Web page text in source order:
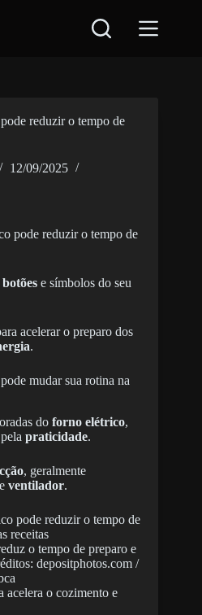
reduzir o tempo de
12/09/2025
botões e símbolos do seu
acelerar o preparo dos
.
mudar sua rotina na
do forno elétrico,
praticidade.
, geralmente
ventilador.
o tempo de preparo e
depositphotos.com /
acelera o cozimento e